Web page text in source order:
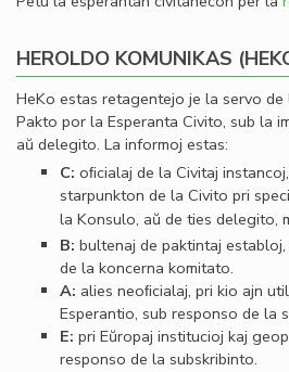
HEROLDO KOMUNIKAS
HeKo estas retagentejo je la servo
Pakto por la Esperanta Civito, sub la
aŭ delegito. La informoj estas:
C: oﬁcialaj de la Civitaj
starpunkton de la Civito pri
la Konsulo, aŭ de ties delegito,
B: bultenaj de paktintaj
de la koncerna komitato.
A: alies neoﬁcialaj, pri kio ajn
Esperantio, sub responso de la
E: pri Eŭropaj institucioj kaj
responso de la subskribinto.